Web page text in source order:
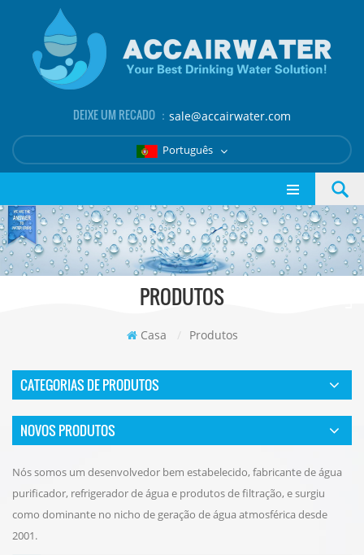
DEIXE UM RECADO ： sale@accairwater.com
Português
PRODUTOS
Casa / Produtos
CATEGORIAS DE PRODUTOS
NOVOS PRODUTOS
Nós somos um desenvolvedor bem estabelecido, fabricante de água
purificador, refrigerador de água e produtos de filtração, e surgiu
como dominante no nicho de geração de água atmosférica desde
2001.